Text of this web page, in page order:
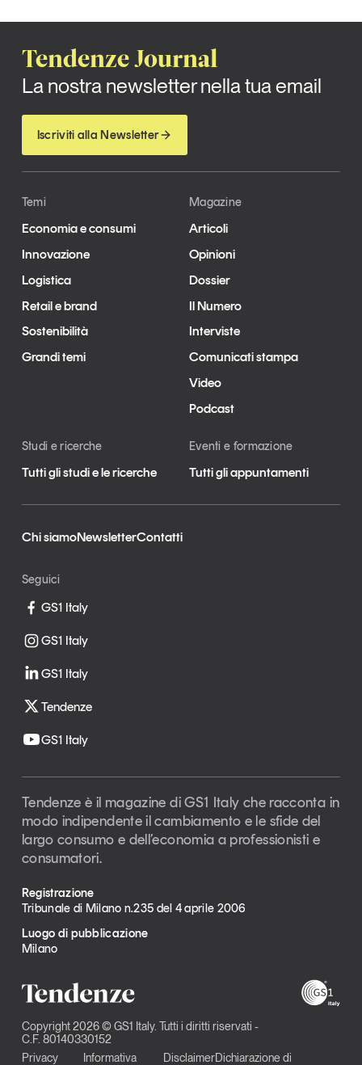
Tendenze Journal
La nostra newsletter nella tua email
Iscriviti alla Newsletter
Temi
Economia e consumi
Innovazione
Logistica
Retail e brand
Sostenibilità
Grandi temi
Magazine
Articoli
Opinioni
Dossier
Il Numero
Interviste
Comunicati stampa
Video
Podcast
Studi e ricerche
Tutti gli studi e le ricerche
Eventi e formazione
Tutti gli appuntamenti
Chi siamoNewsletterContatti
Seguici
GS1 Italy
GS1 Italy
GS1 Italy
Tendenze
GS1 Italy
Tendenze è il magazine di GS1 Italy che racconta in
modo indipendente il cambiamento e le sfide del
largo consumo e dell’economia a professionisti e
consumatori.
Registrazione
Tribunale di Milano n.235 del 4 aprile 2006
Luogo di pubblicazione
Milano
Copyright 2026 © GS1 Italy. Tutti i diritti riservati -
C.F. 80140330152
Privacy
Informativa
DisclaimerDichiarazione di